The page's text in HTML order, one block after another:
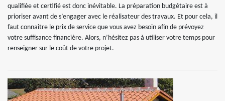
qualifiée et certifié est donc inévitable. La préparation budgétaire est à
prioriser avant de s’engager avec le réalisateur des travaux. Et pour cela, il
faut connaitre le prix de service que vous avez besoin afin de prévoyez
votre suffisance financière. Alors, n’hésitez pas à utiliser votre temps pour
renseigner sur le coût de votre projet.